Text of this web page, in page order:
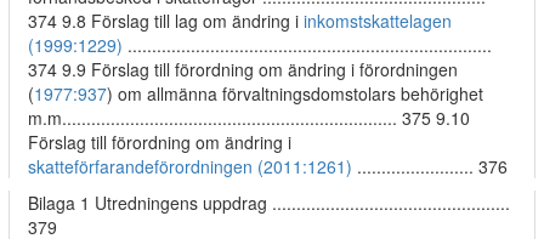
374 9.8 Förslag till lag om ändring i inkomstskattelagen
(1999:1229) ...........................................................................
374 9.9 Förslag till förordning om ändring i förordningen
(1977:937) om allmänna förvaltningsdomstolars behörighet
m.m..................................................................... 375 9.10
Förslag till förordning om ändring i
skatteförfarandeförordningen (2011:1261) ........................ 376
Bilaga 1 Utredningens uppdrag .................................................
379